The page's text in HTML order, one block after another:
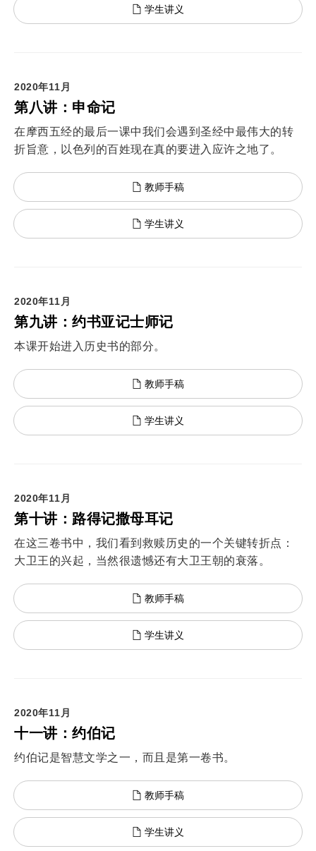
学生讲义
2020年11月
第八讲：申命记
在摩西五经的最后一课中我们会遇到圣经中最伟大的转
折旨意，以色列的百姓现在真的要进入应许之地了。
教师手稿
学生讲义
2020年11月
第九讲：约书亚记士师记
本课开始进入历史书的部分。
教师手稿
学生讲义
2020年11月
第十讲：路得记撒母耳记
在这三卷书中，我们看到救赎历史的一个关键转折点：
大卫王的兴起，当然很遗憾还有大卫王朝的衰落。
教师手稿
学生讲义
2020年11月
十一讲：约伯记
约伯记是智慧文学之一，而且是第一卷书。
教师手稿
学生讲义